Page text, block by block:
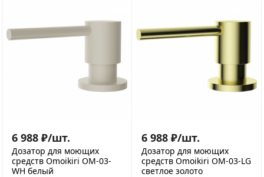
6 988 ₽/шт.
Дозатор для моющих
средств Omoikiri OM-03-
WH белый
6 988 ₽/шт.
Дозатор для моющих
средств Omoikiri OM-03-LG
светлое золото